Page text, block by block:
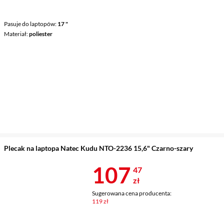
Pasuje do laptopów 17 "
Materiał poliester
Plecak na laptopa Natec Kudu NTO-2236 15,6" Czarno-szary
Cena 107,47
107 47
zł
Sugerowana cena producenta:
119 zł